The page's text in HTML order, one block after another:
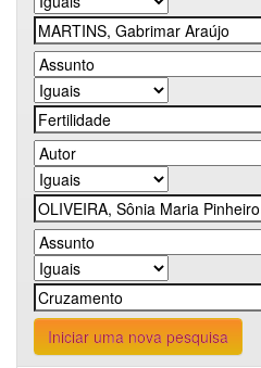
Iniciar uma nova pesquisa